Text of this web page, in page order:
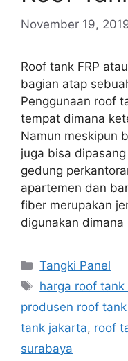
November 19,
Roof tank FRP
bagian atap
Penggunaan roof
tempat dimana
Namun meskipun
juga bisa
gedung
apartemen dan
fiber merupakan
digunakan
Kategori
Tangki Panel
Tag
harga roof tank
produsen roof
tank jakarta, roof
surabaya